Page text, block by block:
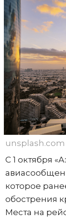
unsplash.com
С 1 октября
которое
обострения
Места на